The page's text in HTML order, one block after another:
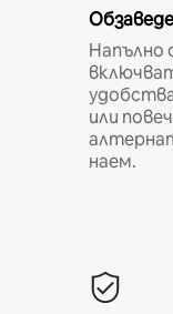
Напълно
или
наем.